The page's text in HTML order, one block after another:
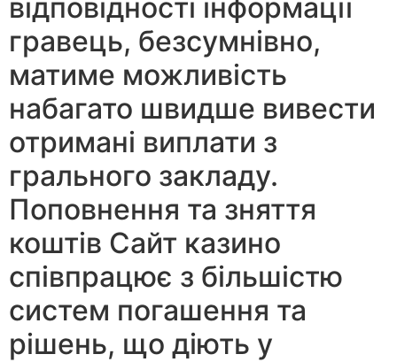
відповідності інформації
гравець, безсумнівно,
матиме можливість
набагато швидше вивести
отримані виплати з
грального закладу.
Поповнення та зняття
коштів Сайт казино
співпрацює з більшістю
систем погашення та
рішень, що діють у